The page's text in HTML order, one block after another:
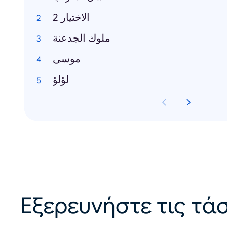
الاختيار 2
ملوك الجدعنة
موسى
لؤلؤ
Εξερευνήστε τις